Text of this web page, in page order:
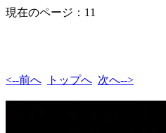
現在のページ：11
<--前へ トップへ 次へ-->